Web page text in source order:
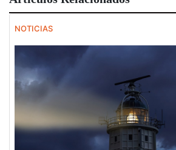
NOTICIAS